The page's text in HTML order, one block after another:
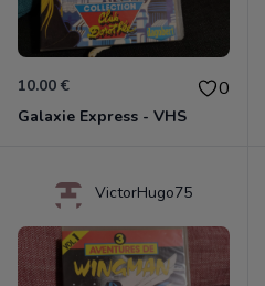
10.00 € 0
Galaxie Express - VHS
VictorHugo75